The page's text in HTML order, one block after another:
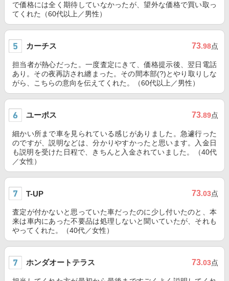
で価格には全く期待していなかったが、望外な価格で買い取っ
てくれた（60代以上／男性）
カーチス 73.98点
担当者が熱心だった。一度査定にきて、価格提示後、翌日電話
あり。その夜再訪され纏まった。その間本部(?)とやり取りしな
がら、こちらの意向を伝えてくれた。（60代以上／男性）
ユーポス 73.89点
細かい所まで車を見られている感じがありました。急遽行った
のですが、説明などは、分かりやすかったと思います。入金日
も説明を受けた日程で、きちんと入金されていました。（40代
／女性）
T-UP 73.03点
査定が付かないと思っていた車だったのに少し付いたのと、本
来は車内にあった不要品は処理しないと聞いていたが、それも
やってくれた。（40代／女性）
ホンダオートテラス 73.03点